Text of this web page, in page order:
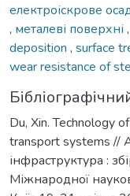
електроіскрове
, металеві поверхні ,
deposition , surface
wear resistance of
Du, Xin. Technology
transport systems //
інфраструктура :
Міжнародної